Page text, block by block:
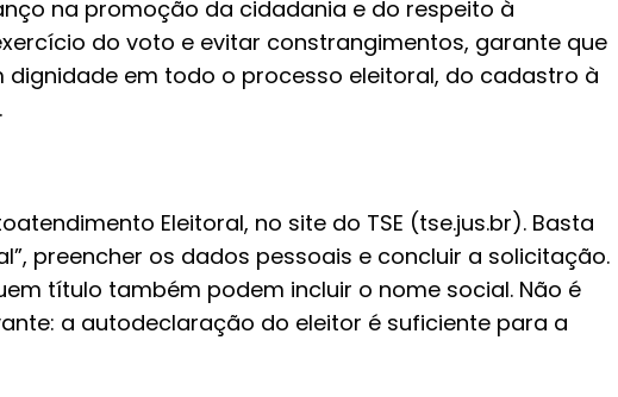
na promoção da cidadania e do respeito à
do voto e evitar constrangimentos, garante que
em todo o processo eleitoral, do cadastro à
Eleitoral, no site do TSE (tse.jus.br). Basta
preencher os dados pessoais e concluir a solicitação.
título também podem incluir o nome social. Não é
a autodeclaração do eleitor é suficiente para a